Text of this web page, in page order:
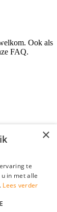
Ook als
FAQ.
×
te
in met alle
Lees verder